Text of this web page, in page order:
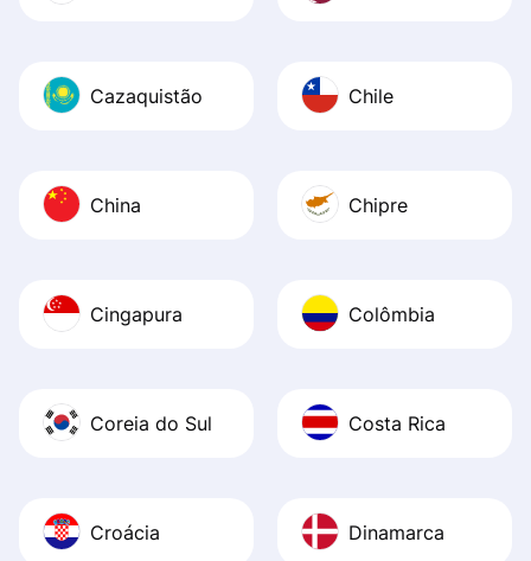
Cazaquistão Chile
China Chipre
Cingapura Colômbia
Coreia do Sul Costa Rica
Croácia Dinamarca